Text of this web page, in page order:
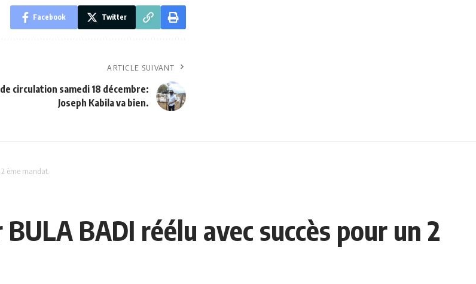
Facebook Twitter
ARTICLE SUIVANT
circulation samedi 18 décembre:
Joseph Kabila va bien.
2 ème mandat.
BADI réélu avec succès pour un 2